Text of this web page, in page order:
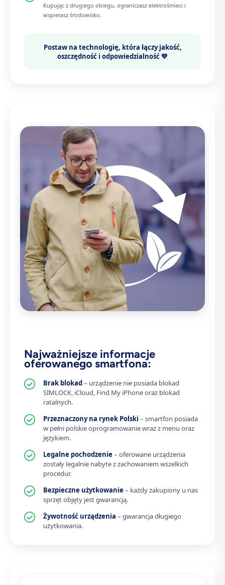
Kupując z drugiego obiegu, ograniczasz elektrośmieci i
wspierasz środowisko.
Postaw na technologię, która łączyjakość,
oszczędność i odpowiedzialność 💚
Najważniejsze informacje
oferowanego smartfona:
Brak blokad– urządzenie nie posiada blokad
SIMLOCK, iCloud, Find My iPhone oraz blokad
ratalnych.
Przeznaczony na rynek Polski – smartfon posiada
w pełni polskie oprogramowanie wraz z menu oraz
językiem.
Legalne pochodzenie– oferowane urządzenia
zostały legalnie nabyte z zachowaniem wszelkich
procedur.
Bezpieczne użytkowanie– każdy zakupiony u nas
sprzęt objęty jest gwarancją.
Żywotność urządzenia – gwarancja długiego
użytkowania.